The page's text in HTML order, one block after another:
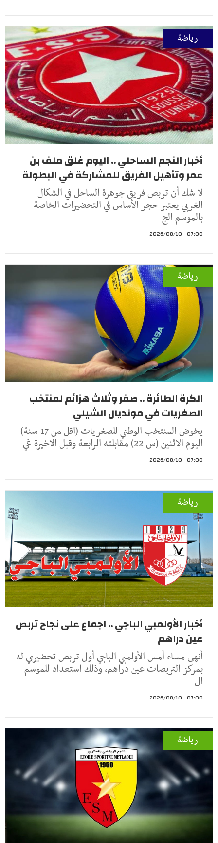
رياضة
أخبار النجم الساحلي .. اليوم غلق ملف بن
عمر وتأهيل الفريق للمشاركة في البطولة
لا شك أن تربص فريق جوهرة الساحل في الشكال
الغربي يعتبر حجر الأساس في التحضيرات الخاصة
بالموسم الج
07:00 - 2026/08/10
رياضة
الكرة الطائرة .. صفر وثلاث هزائم لمنتخب
الصغريات في مونديال الشيلي
يخوض المنتخب الوطني للصغريات (اقل من 17 سنة)
اليوم الاثنين (س 22) مقابلته الرابعة وقبل الاخيرة غي
07:00 - 2026/08/10
رياضة
أخبار الأولمبي الباجي .. اجماع على نجاح تربص
عين دراهم
أنهى مساء أمس الأولمبي الباجي أول تربص تحضيري له
بمركز التربصات عين دراهم، وذلك استعداد للموسم
ال
07:00 - 2026/08/10
رياضة